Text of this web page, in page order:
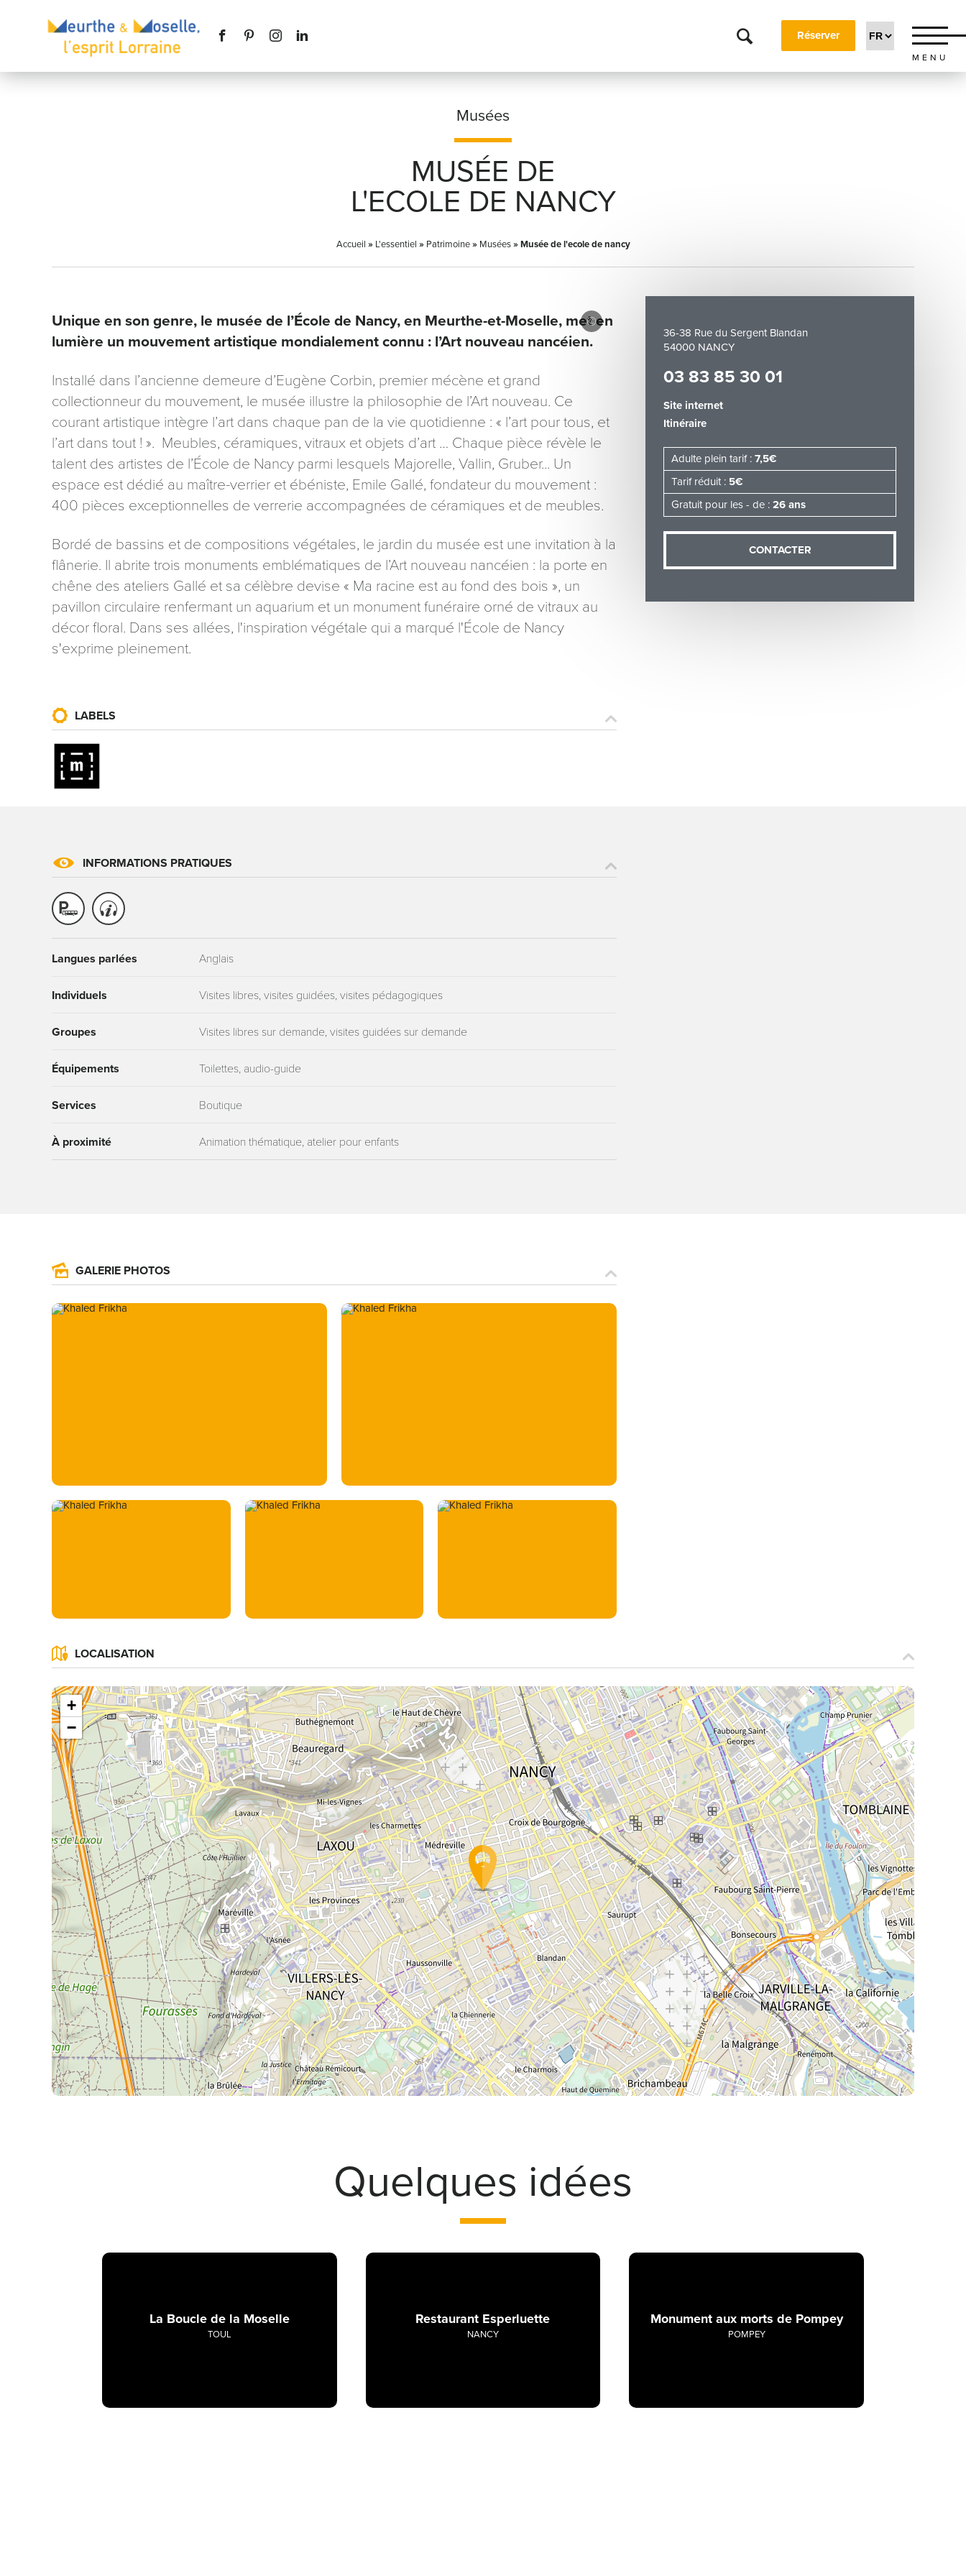
Réserver
MENU
La Meurthe & Moselle en instantanée,
Musées
MUSÉE DE
L'ECOLE DE NANCY
Accueil » L'essentiel » Patrimoine» Musées»Musée de l'ecole de nancy
36-38 Rue du Sergent Blandan
54000 NANCY
03 83 85 30 01
Site internet
Itinéraire
Adulte plein tarif : 7,5€
Tarif réduit : 5€
Gratuit pour les - de : 26 ans
CONTACTER
Unique en son genre, le musée de l’École de Nancy, en Meurthe-et-Moselle, met en
lumière un mouvement artistique mondialement connu : l’Art nouveau nancéien.
Installé dans l’ancienne demeure d’Eugène Corbin, premier mécène et grand
collectionneur du mouvement, le musée illustre la philosophie de l’Art nouveau. Ce
courant artistique intègre l’art dans chaque pan de la vie quotidienne : « l’art pour tous, et
l’art dans tout ! ». Meubles, céramiques, vitraux et objets d’art … Chaque pièce révèle le
talent des artistes de l’École de Nancy parmi lesquels Majorelle, Vallin, Gruber... Un
espace est dédié au maître-verrier et ébéniste, Emile Gallé, fondateur du mouvement :
400 pièces exceptionnelles de verrerie accompagnées de céramiques et de meubles.
Bordé de bassins et de compositions végétales, le jardin du musée est une invitation à la
flânerie. Il abrite trois monuments emblématiques de l’Art nouveau nancéien : la porte en
chêne des ateliers Gallé et sa célèbre devise « Ma racine est au fond des bois », un
pavillon circulaire renfermant un aquarium et un monument funéraire orné de vitraux au
décor floral. Dans ses allées, l'inspiration végétale qui a marqué l'École de Nancy
s'exprime pleinement.
LABELS
INFORMATIONS PRATIQUES
Langues parlées Anglais
Individuels Visites libres, visites guidées, visites pédagogiques
Groupes Visites libres sur demande, visites guidées sur demande
Équipements Toilettes, audio-guide
Services Boutique
À proximité Animation thématique, atelier pour enfants
GALERIE PHOTOS
LOCALISATION
+
−
Quelques idées
La Boucle de la Moselle
TOUL
Restaurant Esperluette
NANCY
Monument aux morts de Pompey
POMPEY
Prénom*
Adresse email*
Message
Les informations recueillies à partir de ce formulaire sont nécessaires au traitement de votre demande (sauf
mention contraire). Vous disposez d’un droit d’accès, de rectification et d’opposition aux données vous
concernant, que vous pouvez exercer en adressant une demande par courriel à tourisme@departement54.fr
ou par courrier signé accompagné de la copie d’un titre d’identité à l’adresse suivante : Meurthe & Moselle
Tourisme - 48 esplanade Jacques-Baudot CO 90019 54035 NANCY cedex